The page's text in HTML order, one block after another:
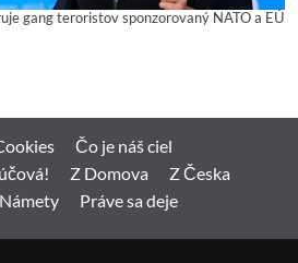
gang teroristov sponzorovaný NATO a EÚ
Čo je náš ciel
Z Domova
Z Česka
Práve sa deje